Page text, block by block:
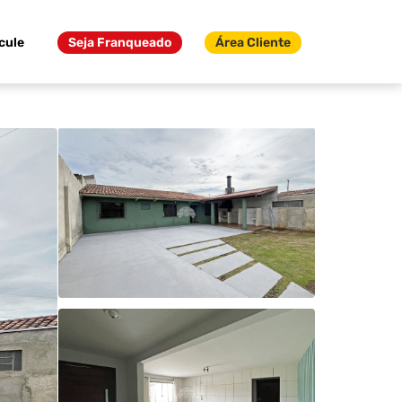
Seja Franqueado Área Cliente